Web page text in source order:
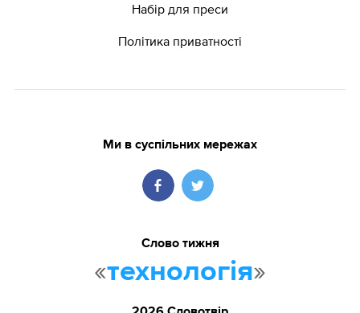
Набір для преси
Політика приватності
Ми в суспільних мережах
Слово тижня
«технологія»